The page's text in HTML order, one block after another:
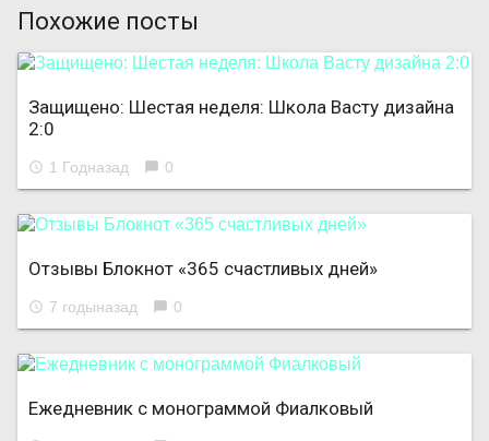
Похожие посты
Защищено: Шестая неделя: Школа Васту дизайна
2:0
access_time 1 Годназад chat_bubble 0
Отзывы Блокнот «365 счастливых дней»
access_time 7 годыназад chat_bubble 0
Ежедневник с монограммой Фиалковый